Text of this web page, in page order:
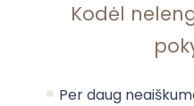
Kodėl
Per daug